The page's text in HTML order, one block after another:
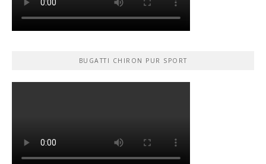
BUGATTI CHIRON PUR SPORT